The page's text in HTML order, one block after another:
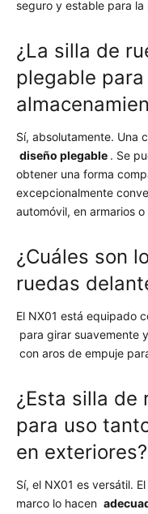
seguro y estable para la
¿La silla de
plegable
Sí, absolutamente. Una
diseño plegable . Se
obtener una forma
excepcionalmente
automóvil, en armarios
¿Cuáles son
ruedas
El NX01 está equipado
para girar suavemente y
con aros de empuje
¿Esta silla de
para uso
en exteriores?
Sí, el NX01 es versátil.
marco lo hacen